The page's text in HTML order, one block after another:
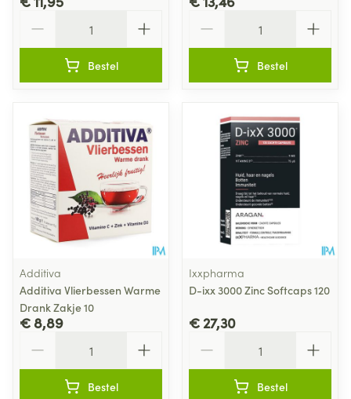
Bestel Bestel
Additiva
Additiva Vlierbessen Warme
Drank Zakje 10
€ 8,89
Bestel
Ixxpharma
D-ixx 3000 Zinc Softcaps 120
€ 27,30
Bestel